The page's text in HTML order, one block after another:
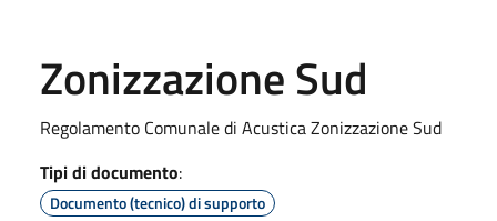
Zonizzazione Sud
Regolamento Comunale di Acustica Zonizzazione Sud
Tipi di documento:
Documento (tecnico) di supporto